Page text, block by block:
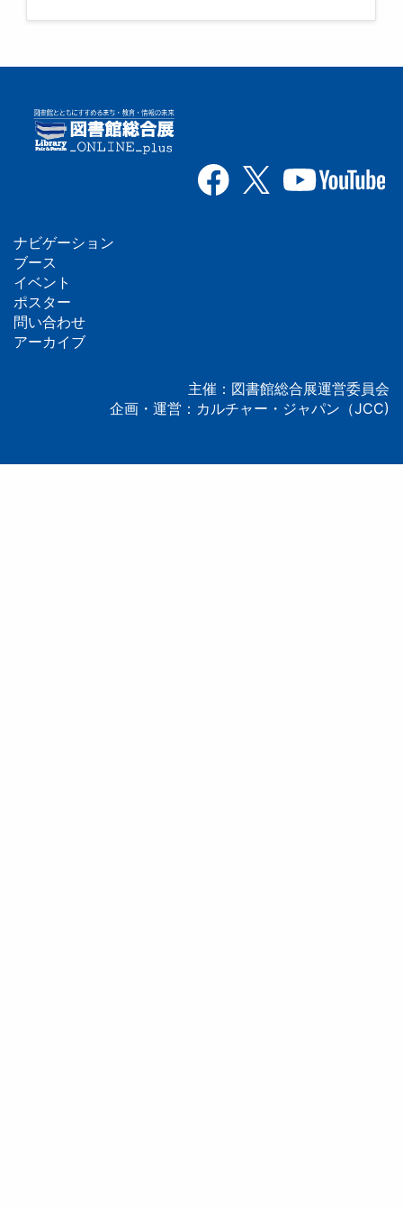
フ
ッ
タ
ナビゲーション
ブース
イベント
ポスター
問い合わせ
アーカイブ
主催：図書館総合展運営委員会
企画・運営：カルチャー・ジャパン（JCC)